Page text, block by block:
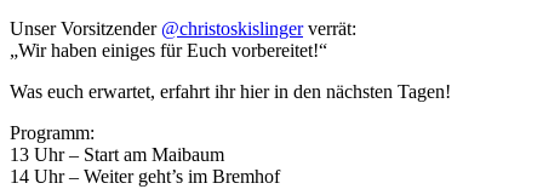
Unser Vorsitzender @christoskislingerverrät:
„Wir haben einiges für Euch vorbereitet!“
Was euch erwartet, erfahrt ihr hier in den nächsten Tagen!
Programm:
13 Uhr – Start am Maibaum
14 Uhr – Weiter geht’s im Bremhof